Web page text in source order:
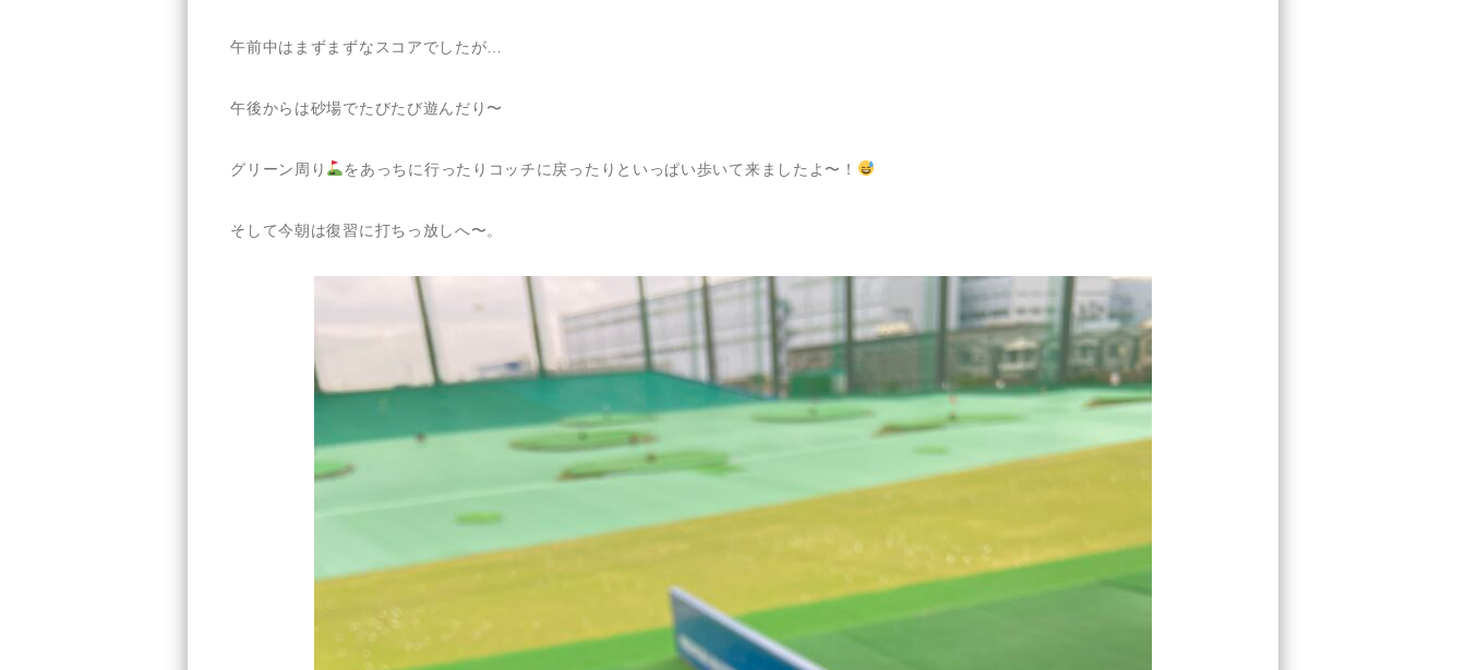
午前中はまずまずなスコアでしたが…
午後からは砂場でたびたび遊んだり〜
グリーン周り をあっちに行ったりコッチに戻ったりといっぱい歩いて来ましたよ〜！
そして今朝は復習に打ちっ放しへ〜。